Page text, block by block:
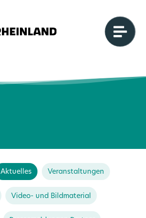
Aktuelles Veranstaltungen
Video- und Bildmaterial